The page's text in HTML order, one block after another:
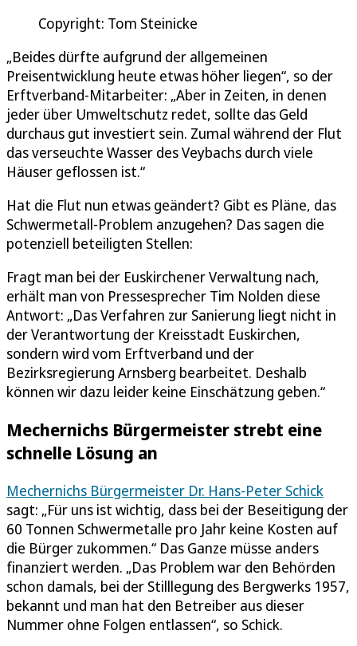
Copyright: Tom Steinicke
„Beides dürfte aufgrund der allgemeinen
Preisentwicklung heute etwas höher liegen“, so der
Erftverband-Mitarbeiter: „Aber in Zeiten, in denen
jeder über Umweltschutz redet, sollte das Geld
durchaus gut investiert sein. Zumal während der Flut
das verseuchte Wasser des Veybachs durch viele
Häuser geflossen ist.“
Hat die Flut nun etwas geändert? Gibt es Pläne, das
Schwermetall-Problem anzugehen? Das sagen die
potenziell beteiligten Stellen:
Fragt man bei der Euskirchener Verwaltung nach,
erhält man von Pressesprecher Tim Nolden diese
Antwort: „Das Verfahren zur Sanierung liegt nicht in
der Verantwortung der Kreisstadt Euskirchen,
sondern wird vom Erftverband und der
Bezirksregierung Arnsberg bearbeitet. Deshalb
können wir dazu leider keine Einschätzung geben.“
Mechernichs Bürgermeister strebt eine
schnelle Lösung an
Mechernichs Bürgermeister Dr. Hans-Peter Schick
sagt: „Für uns ist wichtig, dass bei der Beseitigung der
60 Tonnen Schwermetalle pro Jahr keine Kosten auf
die Bürger zukommen.“ Das Ganze müsse anders
finanziert werden. „Das Problem war den Behörden
schon damals, bei der Stilllegung des Bergwerks 1957,
bekannt und man hat den Betreiber aus dieser
Nummer ohne Folgen entlassen“, so Schick.